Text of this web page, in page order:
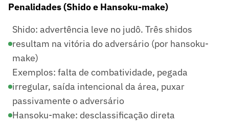
Penalidades (Shido e Hansoku-make)
Shido: advertência leve no judô. Três shidos
resultam na vitória do adversário (por hansoku-
make)
Exemplos: falta de combatividade, pegada
irregular, saída intencional da área, puxar
passivamente o adversário
Hansoku-make: desclassificação direta